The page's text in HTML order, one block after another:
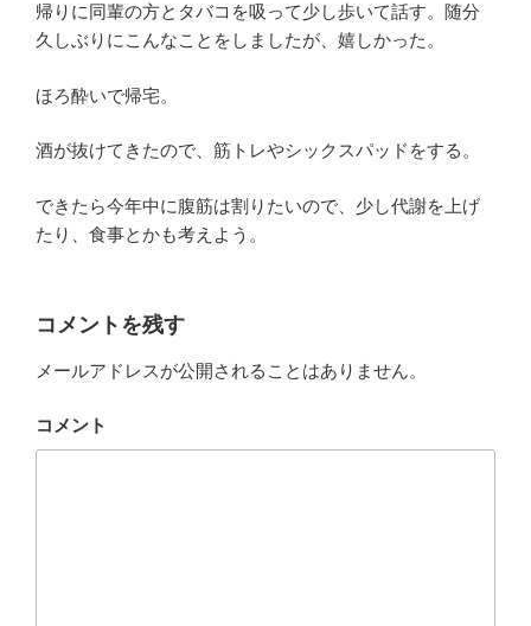
帰りに同輩の方とタバコを吸って少し歩いて話す。随分
久しぶりにこんなことをしましたが、嬉しかった。
ほろ酔いで帰宅。
酒が抜けてきたので、筋トレやシックスパッドをする。
できたら今年中に腹筋は割りたいので、少し代謝を上げ
たり、食事とかも考えよう。
コメントを残す
メールアドレスが公開されることはありません。
コメント